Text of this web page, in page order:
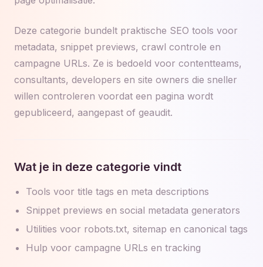
Deze categorie bundelt praktische SEO tools voor
metadata, snippet previews, crawl controle en
campagne URLs. Ze is bedoeld voor contentteams,
consultants, developers en site owners die sneller
willen controleren voordat een pagina wordt
gepubliceerd, aangepast of geaudit.
Wat je in deze categorie vindt
Tools voor title tags en meta descriptions
Snippet previews en social metadata generators
Utilities voor robots.txt, sitemap en canonical tags
Hulp voor campagne URLs en tracking